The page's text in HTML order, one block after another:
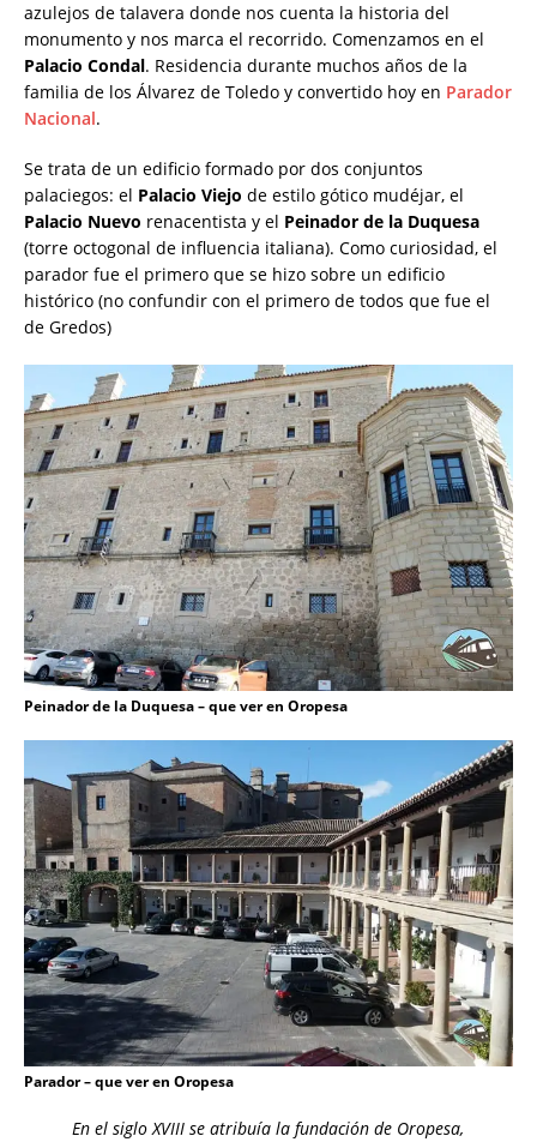
azulejos de talavera donde nos cuenta la historia del
monumento y nos marca el recorrido. Comenzamos en el
Palacio Condal. Residencia durante muchos años de la
familia de los Álvarez de Toledo y convertido hoy en Parador
Nacional.
Se trata de un edificio formado por dos conjuntos
palaciegos: el Palacio Viejo de estilo gótico mudéjar, el
Palacio Nuevo renacentista y el Peinador de la Duquesa
(torre octogonal de influencia italiana). Como curiosidad, el
parador fue el primero que se hizo sobre un edificio
histórico (no confundir con el primero de todos que fue el
de Gredos)
Peinador de la Duquesa – que ver en Oropesa
Parador – que ver en Oropesa
En el siglo XVIII se atribuía la fundación de Oropesa,